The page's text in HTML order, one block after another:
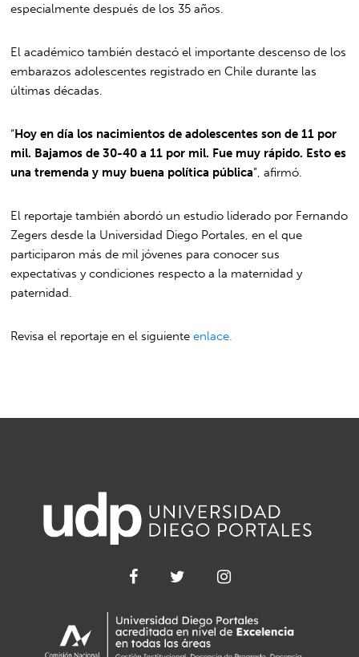
especialmente después de los 35 años.
El académico también destacó el importante descenso de los
embarazos adolescentes registrado en Chile durante las
últimas décadas.
“Hoy en día los nacimientos de adolescentes son de 11 por
mil. Bajamos de 30-40 a 11 por mil. Fue muy rápido. Esto es
una tremenda y muy buena política pública”, afirmó.
El reportaje también abordó un estudio liderado por Fernando
Zegers desde la Universidad Diego Portales, en el que
participaron más de mil jóvenes para conocer sus
expectativas y condiciones respecto a la maternidad y
paternidad.
Revisa el reportaje en el siguienteenlace.